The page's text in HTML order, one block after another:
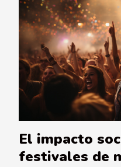
El impacto
festivales de